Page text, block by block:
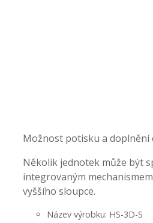
Možnost potisku a doplnění
Několik jednotek může být
integrovaným
vyššího sloupce.
Název výrobku: HS-3D-S